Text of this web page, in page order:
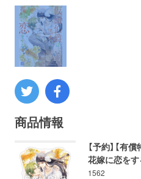
商品情報
【予約】【有
花嫁に恋を
1562
数学
コンピューター
ミリタリー
その他
イベント